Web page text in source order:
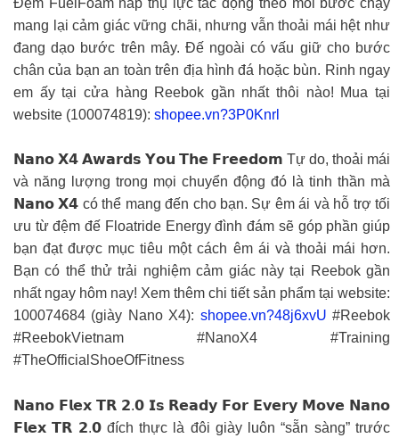
mang lại cảm giác vững chãi, nhưng vẫn thoải mái hệt như
đang dạo bước trên mây. Đế ngoài có vấu giữ cho bước
chân của bạn an toàn trên địa hình đá hoặc bùn. Rinh ngay
em ấy tại cửa hàng Reebok gần nhất thôi nào! Mua tại
website (100074819): shopee.vn?3P0Knrl
𝗡𝗮𝗻𝗼 𝗫𝟰 𝗔𝘄𝗮𝗿𝗱𝘀 𝗬𝗼𝘂 𝗧𝗵𝗲 𝗙𝗿𝗲𝗲𝗱𝗼𝗺 Tự do, thoải mái
và năng lượng trong mọi chuyển động đó là tinh thần mà
𝗡𝗮𝗻𝗼 𝗫𝟰 có thể mang đến cho bạn. Sự êm ái và hỗ trợ tối
ưu từ đệm đế Floatride Energy đình đám sẽ góp phần giúp
bạn đạt được mục tiêu một cách êm ái và thoải mái hơn.
Bạn có thể thử trải nghiệm cảm giác này tại Reebok gần
nhất ngay hôm nay! Xem thêm chi tiết sản phẩm tại website:
100074684 (giày Nano X4): shopee.vn?48j6xvU #Reebok
#ReebokVietnam #NanoX4 #Training
#TheOfficialShoeOfFitness
𝗡𝗮𝗻𝗼 𝗙𝗹𝗲𝘅 𝗧𝗥 𝟮.𝟬 𝗜𝘀 𝗥𝗲𝗮𝗱𝘆 𝗙𝗼𝗿 𝗘𝘃𝗲𝗿𝘆 𝗠𝗼𝘃𝗲 𝗡𝗮𝗻𝗼
𝗙𝗹𝗲𝘅 𝗧𝗥 𝟮.𝟬 đích thực là đôi giày luôn “sẵn sàng” trước